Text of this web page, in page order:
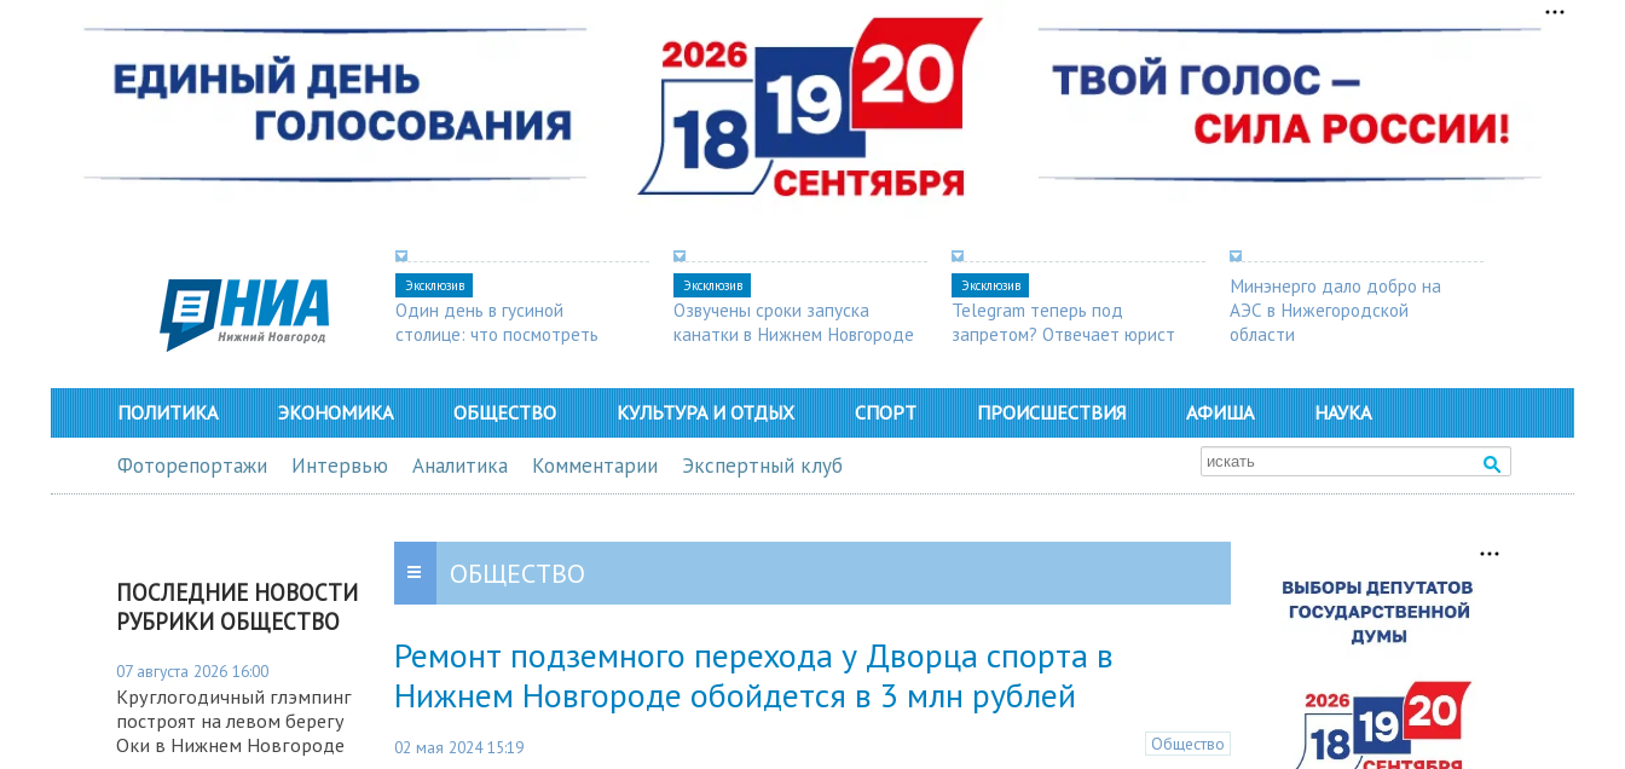
Эксклюзив
Один день в гусиной
столице: что посмотреть
Эксклюзив
Озвучены сроки запуска
канатки в Нижнем Новгороде
Эксклюзив
Telegram теперь под
запретом? Отвечает юрист
Минэнерго дало добро на
АЭС в Нижегородской
области
ПОЛИТИКА ЭКОНОМИКА ОБЩЕСТВО КУЛЬТУРА И ОТДЫХ СПОРТ ПРОИСШЕСТВИЯ АФИША НАУКА
Фоторепортажи Интервью Аналитика Комментарии Экспертный клуб
ПОСЛЕДНИЕ НОВОСТИ
РУБРИКИ ОБЩЕСТВО
07 августа 2026 16:00
Круглогодичный глэмпинг
построят на левом берегу
Оки в Нижнем Новгороде
ОБЩЕСТВО
Ремонт подземного перехода у Дворца спорта в
Нижнем Новгороде обойдется в 3 млн рублей
02 мая 2024 15:19 Общество